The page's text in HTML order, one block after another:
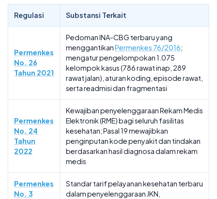
Regulasi Substansi Terkait
Permenkes
No. 26
Tahun 2021
Pedoman INA-CBG terbaru yang
menggantikanPermenkes 76/2016;
mengatur pengelompokan 1.075
kelompok kasus (786 rawat inap, 289
rawat jalan), aturan koding, episode rawat,
serta readmisi dan fragmentasi
Permenkes
No. 24
Tahun
2022
Kewajiban penyelenggaraan Rekam Medis
Elektronik (RME) bagi seluruh fasilitas
kesehatan; Pasal 19 mewajibkan
penginputan kode penyakit dan tindakan
berdasarkan hasil diagnosa dalam rekam
medis
Permenkes
No. 3
Standar tarif pelayanan kesehatan terbaru
dalam penyelenggaraan JKN,